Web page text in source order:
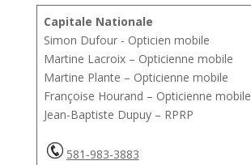
Capitale Nationale
Simon Dufour - Opticien mobile
Martine Lacroix – Opticienne mobile
Martine Plante – Opticienne mobile
Françoise Hourand – Opticienne mobile
Jean-Baptiste Dupuy – RPRP
581-983-3883